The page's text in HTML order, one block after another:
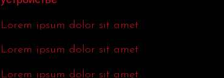
r
Lorem ipsum dolor sit amet
Lorem ipsum dolor sit amet
Lorem ipsum dolor sit amet